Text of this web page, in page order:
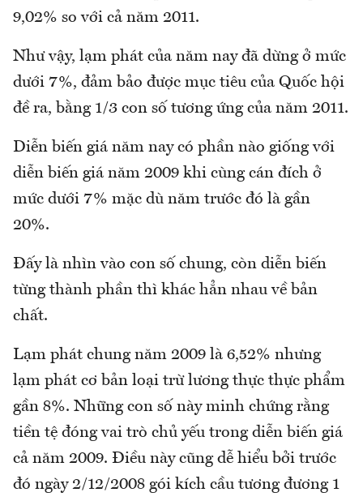
9,02% so với cả năm 2011.
Như vậy, lạm phát của năm nay đã dừng ở mức
dưới 7%, đảm bảo được mục tiêu của Quốc hội
đề ra, bằng 1/3 con số tương ứng của năm 2011.
Diễn biến giá năm nay có phần nào giống với
diễn biến giá năm 2009 khi cùng cán đích ở
mức dưới 7% mặc dù năm trước đó là gần
20%.
Đấy là nhìn vào con số chung, còn diễn biến
từng thành phần thì khác hẳn nhau về bản
chất.
Lạm phát chung năm 2009 là 6,52% nhưng
lạm phát cơ bản loại trừ lương thực thực phẩm
gần 8%. Những con số này minh chứng rằng
tiền tệ đóng vai trò chủ yếu trong diễn biến giá
cả năm 2009. Điều này cũng dễ hiểu bởi trước
đó ngày 2/12/2008 gói kích cầu tương đương 1